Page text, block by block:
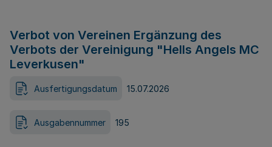
Verbot von Vereinen Ergänzung des
Verbots der Vereinigung "Hells Angels MC
Leverkusen"
Ausfertigungsdatum 15.07.2026
Ausgabennummer 195